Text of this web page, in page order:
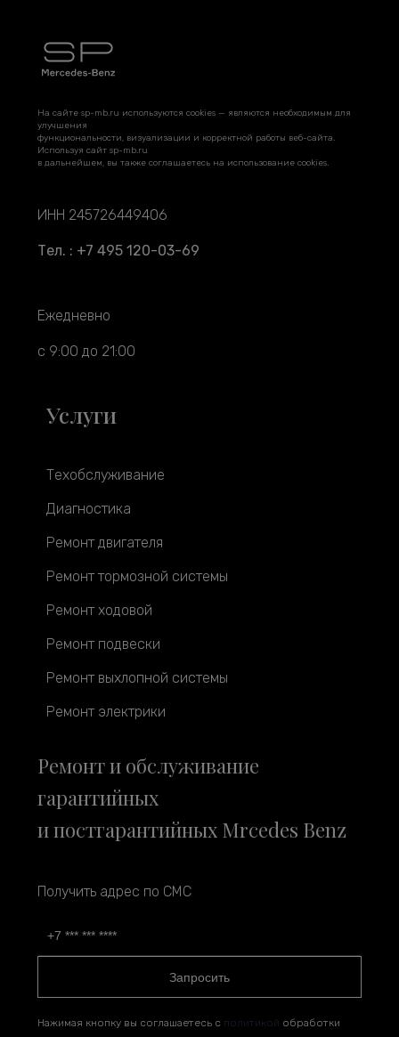
На сайте sp-mb.ru используются cookies — являются необходимым для
улучшения
функциональности, визуализации и корректной работы веб-сайта.
Используя сайт sp-mb.ru
в дальнейшем, вы также соглашаетесь на использование cookies.
ИНН 245726449406
Тел. : +7 495 120-03-69
Ежедневно
с 9:00 до 21:00
Услуги
Техобслуживание
Диагностика
Ремонт двигателя
Ремонт тормозной системы
Ремонт ходовой
Ремонт подвески
Ремонт выхлопной системы
Ремонт электрики
Ремонт и обслуживание
гарантийных
и постгарантийных Mrcedes Benz
Получить адрес по СМС
Запросить
Нажимая кнопку вы соглашаетесь с политикой обработки